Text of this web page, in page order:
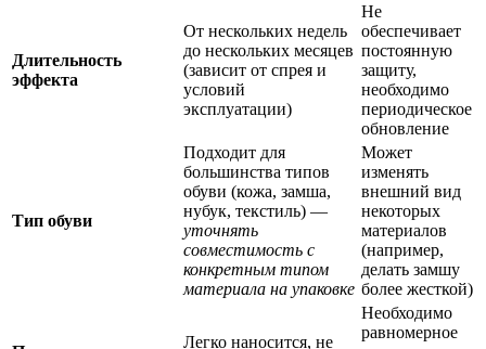
Длительность
эффекта
От нескольких недель
до нескольких месяцев
(зависит от спрея и
условий
эксплуатации)
Не
обеспечивает
постоянную
защиту,
необходимо
периодическое
обновление
Тип обуви
Подходит для
большинства типов
обуви (кожа, замша,
нубук, текстиль) —
уточнять
совместимость с
конкретным типом
материала на упаковке
Может
изменять
внешний вид
некоторых
материалов
(например,
делать замшу
более жесткой)
Легко наносится, не
Необходимо
равномерное